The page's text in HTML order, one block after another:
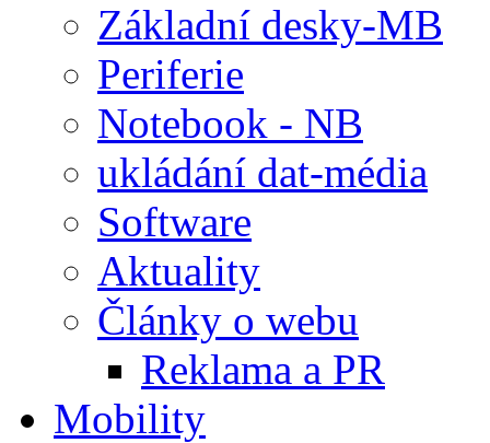
Základní desky-MB
Periferie
Notebook - NB
ukládání dat-média
Software
Aktuality
Články o webu
Reklama a PR
Mobility